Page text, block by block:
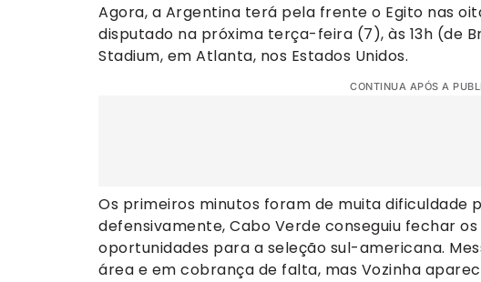
Agora, a Argentina terá pela frente o Egito nas
disputado na próxima terça-feira (7), às 13h (de
Stadium, em Atlanta, nos Estados Unidos.
CONTINUA APÓS A
Os primeiros minutos foram de muita dificuldade
defensivamente, Cabo Verde conseguiu fechar
oportunidades para a seleção sul-americana.
área e em cobrança de falta, mas Vozinha